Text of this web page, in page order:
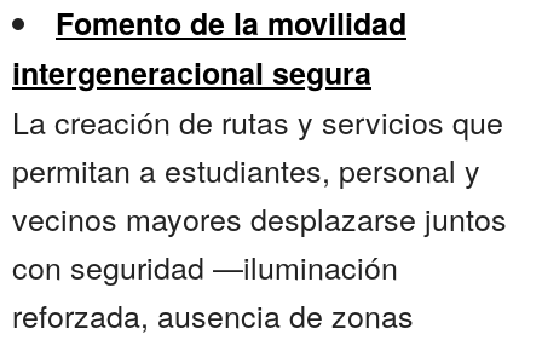
Fomento de la movilidad
intergeneracional segura
La creación de rutas y servicios que
permitan a estudiantes, personal y
vecinos mayores desplazarse juntos
con seguridad —iluminación
reforzada, ausencia de zonas